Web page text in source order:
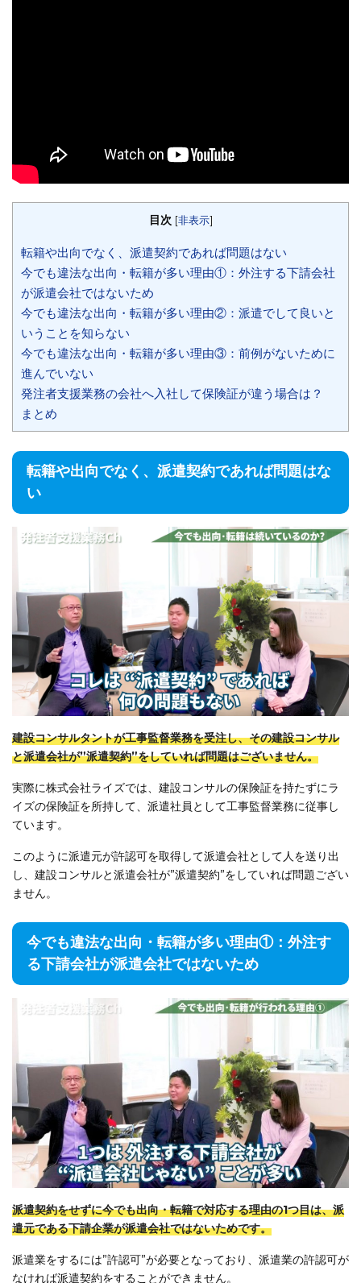
目次 [非表示]
転籍や出向でなく、派遣契約であれば問題はない
今でも違法な出向・転籍が多い理由①：外注する下請会社
が派遣会社ではないため
今でも違法な出向・転籍が多い理由②：派遣でして良いと
いうことを知らない
今でも違法な出向・転籍が多い理由③：前例がないために
進んでいない
発注者支援業務の会社へ入社して保険証が違う場合は？
まとめ
転籍や出向でなく、派遣契約であれば問題はな
い
建設コンサルタントが工事監督業務を受注し、その建設コンサル
と派遣会社が”派遣契約”をしていれば問題はございません。
実際に株式会社ライズでは、建設コンサルの保険証を持たずにラ
イズの保険証を所持して、派遣社員として工事監督業務に従事し
ています。
このように派遣元が許認可を取得して派遣会社として人を送り出
し、建設コンサルと派遣会社が”派遣契約”をしていれば問題ござい
ません。
今でも違法な出向・転籍が多い理由①：外注す
る下請会社が派遣会社ではないため
派遣契約をせずに今でも出向・転籍で対応する理由の1つ目は、派
遣元である下請企業が派遣会社ではないためです。
派遣業をするには”許認可”が必要となっており、派遣業の許認可が
なければ派遣契約をすることができません。